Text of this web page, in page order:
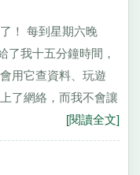
！ 每到星期六晚
了我十五分鐘時間，
用它查資料、玩遊
了網絡，而我不會讓
[閱讀全文]